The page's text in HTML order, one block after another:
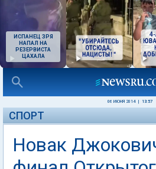
ИСПАНЕЦ ЗРЯ
НАПАЛ НА
РЕЗЕРВИСТА
ЦАХАЛА
06 ИЮНЯ 2014 13:57
СПОРТ
Новак